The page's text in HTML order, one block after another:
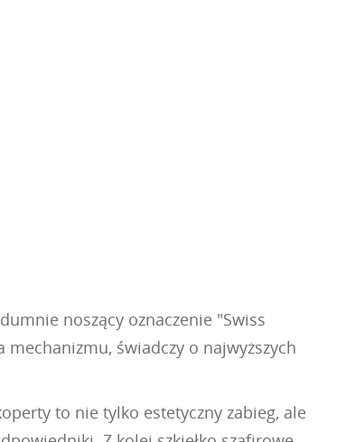
noszący oznaczenie "Swiss
świadczy o najwyższych
to nie tylko estetyczny zabieg, ale